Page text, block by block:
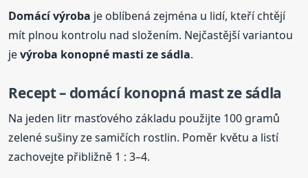
Domácívýroba je oblíbená zejména u lidí, kteří chtějí
mít plnou kontrolu nad složením. Nejčastější variantou
jevýroba konopné masti ze sádla.
Recept – domácíkonopná mast ze sádla
Na jeden litr masťového základu použijte 100 gramů
zelené sušiny ze samičích rostlin. Poměr květu a listí
zachovejte přibližně 1 : 3–4.